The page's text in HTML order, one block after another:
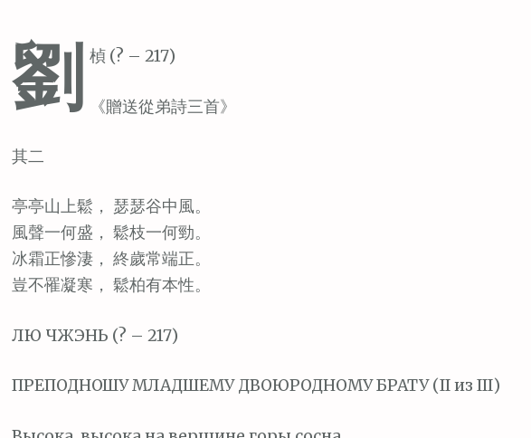
劉 楨 (? – 217)
《贈送從弟詩三首》
其二
亭亭山上鬆， 瑟瑟谷中風。
風聲一何盛， 鬆枝一何勁。
冰霜正慘淒， 終歲常端正。
豈不罹凝寒， 鬆柏有本性。
ЛЮ ЧЖЭНЬ (? – 217)
ПРЕПОДНОШУ МЛАДШЕМУ ДВОЮРОДНОМУ БРАТУ (II из III)